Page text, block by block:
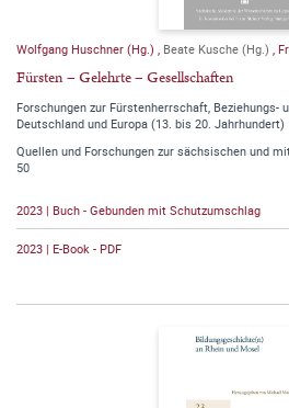
Wolfgang Huschner (Hg.) , Beate Kusche (Hg.) ,
Fürsten – Gelehrte – Gesellschaften
Forschungen zur Fürstenherrschaft, Beziehungs-
Deutschland und Europa (13. bis 20. Jahrhundert)
Quellen und Forschungen zur sächsischen und
50
2023 | Buch - Gebunden mit Schutzumschlag
2023 | E-Book - PDF